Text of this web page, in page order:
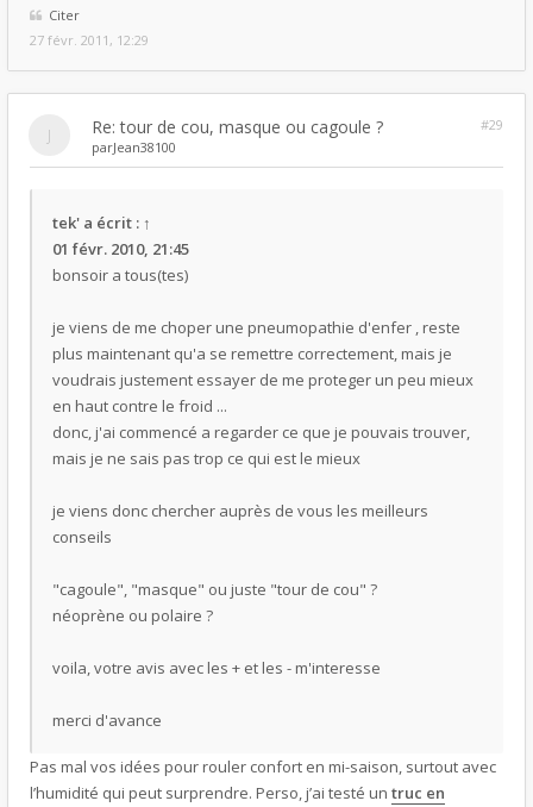
Citer
27 févr. 2011, 12:29
Re: tour de cou, masque ou cagoule ?
#29
parJean38100
tek' a écrit : ↑
01 févr. 2010, 21:45
bonsoir a tous(tes)
je viens de me choper une pneumopathie d'enfer , reste
plus maintenant qu'a se remettre correctement, mais je
voudrais justement essayer de me proteger un peu mieux
en haut contre le froid ...
donc, j'ai commencé a regarder ce que je pouvais trouver,
mais je ne sais pas trop ce qui est le mieux
je viens donc chercher auprès de vous les meilleurs
conseils
"cagoule", "masque" ou juste "tour de cou" ?
néoprène ou polaire ?
voila, votre avis avec les + et les - m'interesse
merci d'avance
Pas mal vos idées pour rouler confort en mi-saison, surtout avec
l’humidité qui peut surprendre. Perso, j’ai testé un truc en